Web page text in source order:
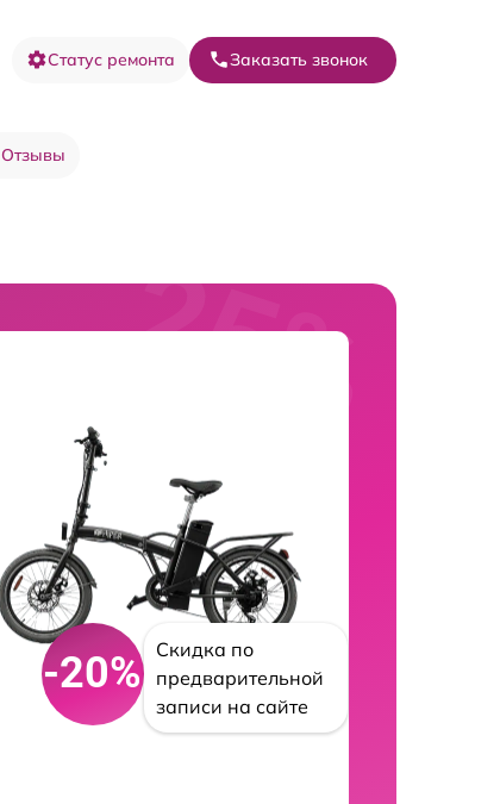
Статус ремонта Заказать звонок
Отзывы
-20%
Скидка по
предварительной
записи на сайте